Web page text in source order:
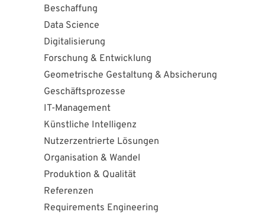
Beschaffung
Data Science
Digitalisierung
Forschung & Entwicklung
Geometrische Gestaltung & Absicherung
Geschäftsprozesse
IT-Management
Künstliche Intelligenz
Nutzerzentrierte Lösungen
Organisation & Wandel
Produktion & Qualität
Referenzen
Requirements Engineering